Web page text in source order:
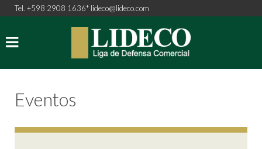
Tel. +598 2908 1636* lideco@lideco.com
Eventos